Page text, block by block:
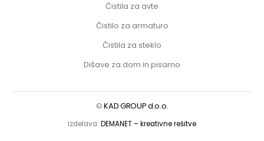
Čistila za avte
Čistilo za armaturo
Čistila za steklo
Dišave za dom in pisarno
©KAD GROUP d.o.o.
Izdelava: DEMANET – kreativne rešitve